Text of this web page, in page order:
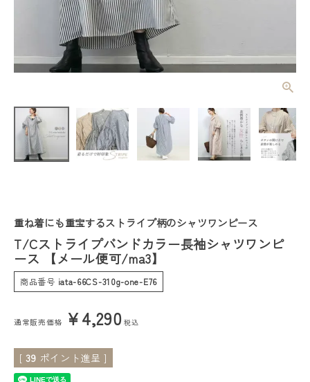
T/Cストライ
プバンドカラ
ー長袖シャツ
【メール便
(税込)
レディーストップス
レディースボトムス
会員ステージ特典プログラムについて
ご利用ガイド
重ね着にも重宝するストライプ柄のシャツワンピース
T/Cストライプバンドカラー長袖シャツワンピ
ース 【メール便可/ma3】
商品番号 iata-66CS-310g-one-E76
通常販売価格 ¥4,290 税込
[ 39 ポイント進呈 ]